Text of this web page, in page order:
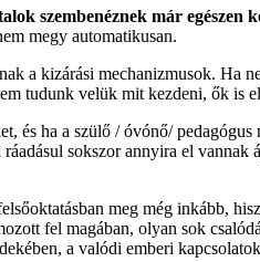
szembenéznek már egészen
megy automatikusan.
a kizárási mechanizmusok. Ha
tudunk velük mit kezdeni, ők is
és ha a szülő / óvónő/
sokszor annyira el
meg még inkább,
fel magában, olyan sok
a valódi emberi